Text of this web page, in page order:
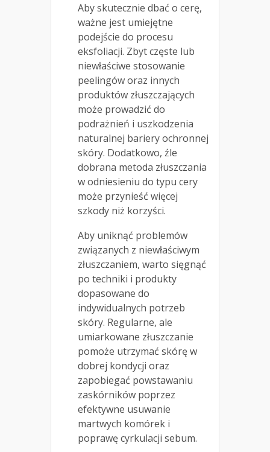
Aby skutecznie dbać o cerę,
ważne jest umiejętne
podejście do procesu
eksfoliacji. Zbyt częste lub
niewłaściwe stosowanie
peelingów oraz innych
produktów złuszczających
może prowadzić do
podrażnień i uszkodzenia
naturalnej bariery ochronnej
skóry. Dodatkowo, źle
dobrana metoda złuszczania
w odniesieniu do typu cery
może przynieść więcej
szkody niż korzyści.
Aby uniknąć problemów
związanych z niewłaściwym
złuszczaniem, warto sięgnąć
po techniki i produkty
dopasowane do
indywidualnych potrzeb
skóry. Regularne, ale
umiarkowane złuszczanie
pomoże utrzymać skórę w
dobrej kondycji oraz
zapobiegać powstawaniu
zaskórników poprzez
efektywne usuwanie
martwych komórek i
poprawę cyrkulacji sebum.